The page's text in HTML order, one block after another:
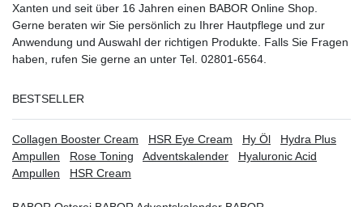
Xanten und seit über 16 Jahren einen BABOR Online Shop.
Gerne beraten wir Sie persönlich zu Ihrer Hautpflege und zur
Anwendung und Auswahl der richtigen Produkte. Falls Sie Fragen
haben, rufen Sie gerne an unter Tel. 02801-6564.
BESTSELLER
Collagen Booster Cream HSR Eye Cream Hy Öl
Hydra Plus
Ampullen
Rose Toning Adventskalender
Hyaluronic Acid
Ampullen
HSR Cream